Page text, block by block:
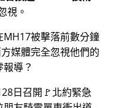
視。
被擊落前數分鐘
媒體完全忽視他們的
導？
日召開🚩北約緊急